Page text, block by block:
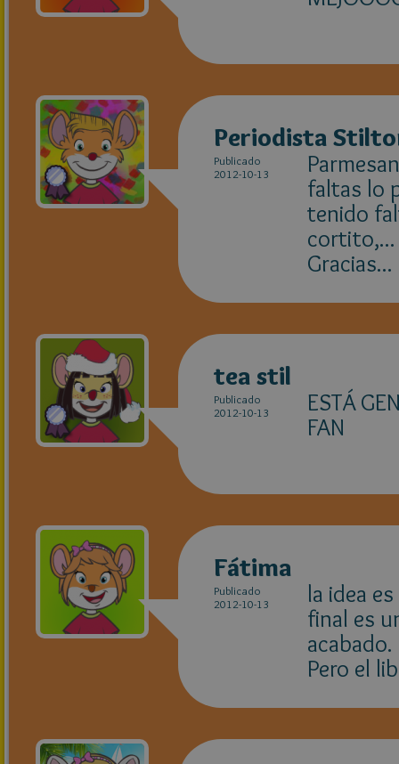
Periodista
Publicado
2012-10-13
faltas lo
tenido
cortito,...
Gracias...
tea stil
Publicado
2012-10-13
ESTÁ
FAN
Fátima
Publicado
2012-10-13
la idea
final es
acabado.
Pero el